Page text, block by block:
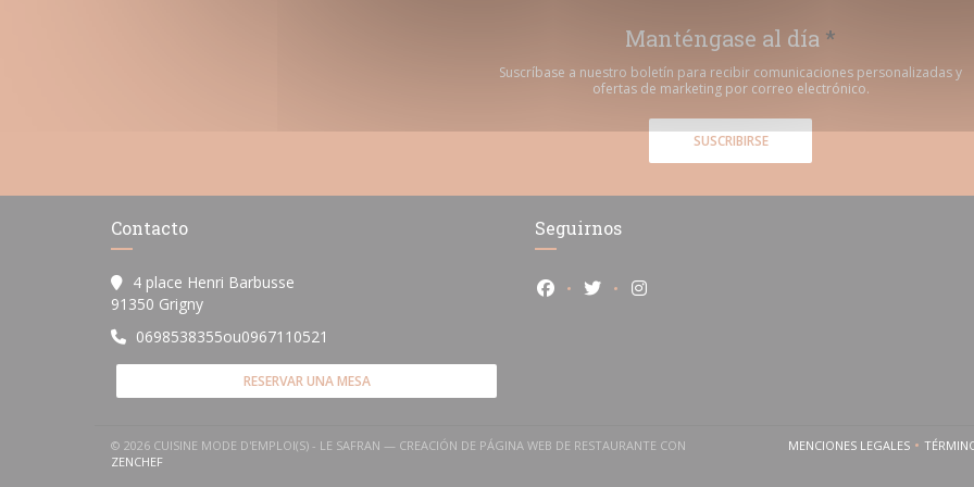
Manténgase al día *
Suscríbase a nuestro boletín para recibir comunicaciones personalizadas y
ofertas de marketing por correo electrónico.
SUSCRIBIRSE
Contacto
4 place Henri Barbusse
91350 Grigny((abre en una nueva ventana))
0698538355ou0967110521
RESERVAR UNA MESA
Seguirnos
Facebook ((abre en una nueva ventana))
Twitter ((abre en una nueva ventana))
Instagram ((abre en una nueva ventana))
© 2026 CUISINE MODE D'EMPLOI(S) - LE SAFRAN — CREACIÓN DE PÁGINA WEB DE RESTAURANTE CON
ZENCHEF((ABRE EN UNA NUEVA VENTANA))
MENCIONES LEGALES
((ABRE EN UNA